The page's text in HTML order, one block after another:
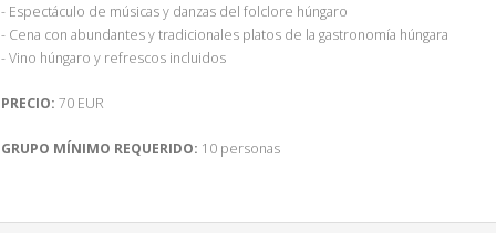
- Espectáculo de músicas y danzas del folclore húngaro
- Cena con abundantes y tradicionales platos de la gastronomía húngara
- Vino húngaro y refrescos incluidos
PRECIO: 70 EUR
GRUPO MÍNIMO REQUERIDO: 10 personas